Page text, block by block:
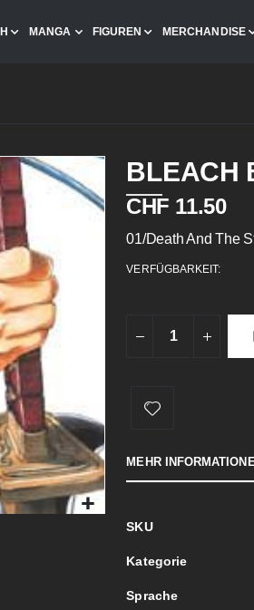
MANGA FIGUREN MERCHANDISE
BLEACH
CHF 11.50
01/Death And The
VERFÜGBARKEIT:
MEHR
Mehr
SKU
Kategorie
Sprache